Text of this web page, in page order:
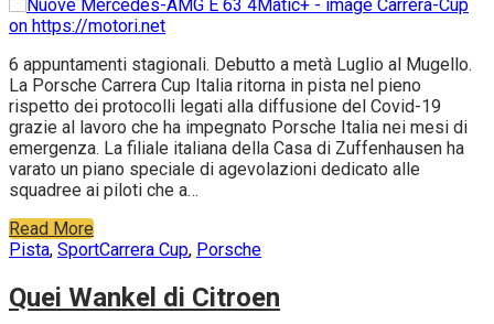
6 appuntamenti stagionali. Debutto a metà Luglio al Mugello.
La Porsche Carrera Cup Italia ritorna in pista nel pieno
rispetto dei protocolli legati alla diffusione del Covid-19
grazie al lavoro che ha impegnato Porsche Italia nei mesi di
emergenza. La filiale italiana della Casa di Zuffenhausen ha
varato un piano speciale di agevolazioni dedicato alle
squadree ai piloti che a…
Read More
Pista, SportCarrera Cup, Porsche
Quei Wankel di Citroen